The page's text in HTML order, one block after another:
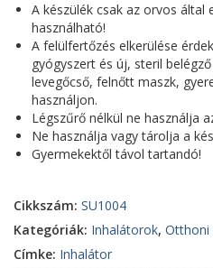
A készülék csak az orvos által
használható!
A felülfertőzés elkerülése
gyógyszert és új, steril
levegőcső, felnőtt maszk,
használjon.
Légszűrő nélkül ne használja
Ne használja vagy tárolja a
Gyermekektől távol tartandó!
Cikkszám: SU1004
Kategóriák: Inhalátorok, Otthoni
Címke: Inhalátor